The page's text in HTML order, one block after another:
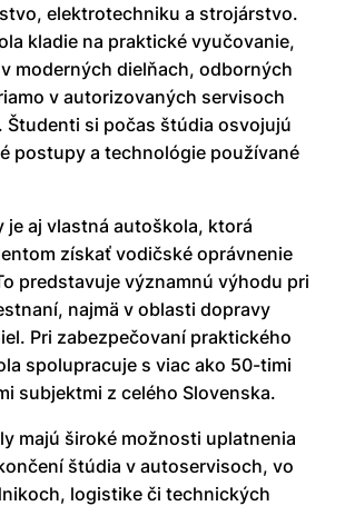
elektrotechniku a strojárstvo.
kladie na praktické vyučovanie,
moderných dielňach, odborných
v autorizovaných servisoch
Študenti si počas štúdia osvojujú
postupy a technológie používané
je aj vlastná autoškola, ktorá
získať vodičské oprávnenie
predstavuje významnú výhodu pri
najmä v oblasti dopravy
Pri zabezpečovaní praktického
spolupracuje s viac ako 50-timi
subjektmi z celého Slovenska.
majú široké možnosti uplatnenia
štúdia v autoservisoch, vo
logistike či technických